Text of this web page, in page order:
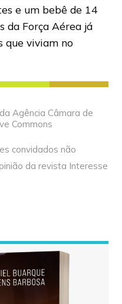
e um bebê de 14
da Força Aérea já
que viviam no
Agência Câmara de
Commons
convidados não
da revista Interesse